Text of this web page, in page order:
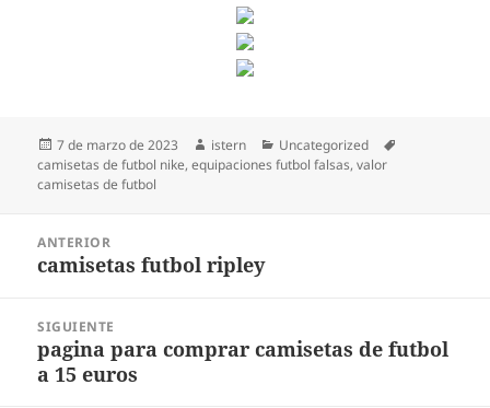
Publicado
el
7 de marzo de 2023 Autor
istern Categorías
Uncategorized
camisetas de futbol nike,equipaciones futbol falsas,valor
camisetas de futbol
entradas
ANTERIOR
Entrada
camisetas futbol ripley
SIGUIENTE
Entrada
siguiente:
pagina para comprar camisetas de futbol
a 15 euros